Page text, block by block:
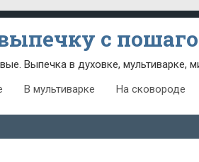
с
Выпечка в духовке, мультиварке,
В мультиварке На сковороде